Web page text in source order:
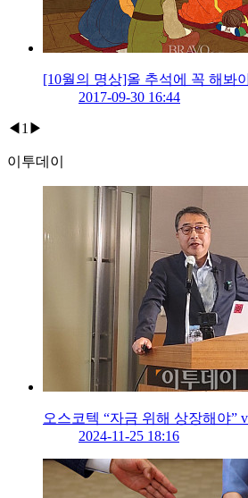
[10월의 명상]올 추석에 꼭 해봐
2017-09-30 16:44
◀ 1 ▶
이투데이
오스코텍 “자금 위해 상장해야”
2024-11-25 18:16